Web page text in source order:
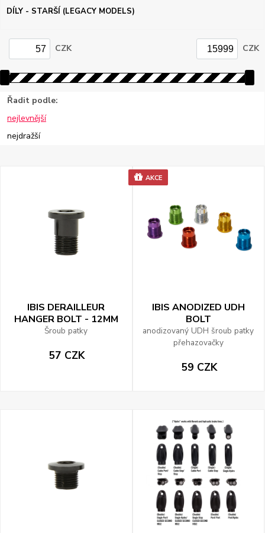
DÍLY - STARŠÍ (LEGACY MODELS)
CZK CZK
Řadit podle:
nejlevnější
nejdražší
IBIS DERAILLEUR
HANGER BOLT - 12MM
Šroub patky
57 CZK
IBIS ANODIZED UDH
BOLT
anodizovaný UDH šroub patky
přehazovačky
59 CZK
AKCE